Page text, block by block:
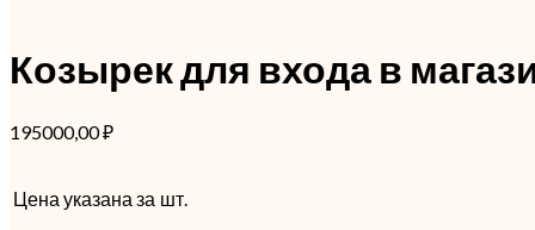
Козырек для входа в
195000,00₽
Цена указана за шт.